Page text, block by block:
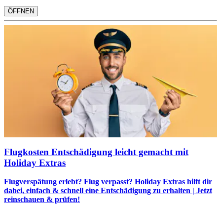
ÖFFNEN
Flugkosten Entschädigung leicht gemacht mit
Holiday Extras
Flugverspätung erlebt? Flug verpasst? Holiday Extras hilft dir
dabei, einfach & schnell eine Entschädigung zu erhalten | Jetzt
reinschauen & prüfen!